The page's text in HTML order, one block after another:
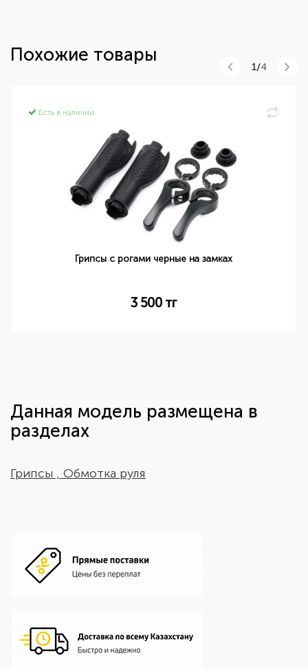
Похожие товары
Есть в наличии
Грипсы с рогами черные на замках
3 500тг
1/4
Данная модель размещена в
разделах
Грипсы , Обмотка руля